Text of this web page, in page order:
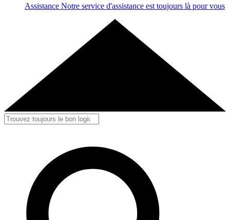
Assistance Notre service d'assistance est toujours là pour vous